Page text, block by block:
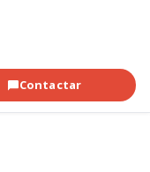
Contactar